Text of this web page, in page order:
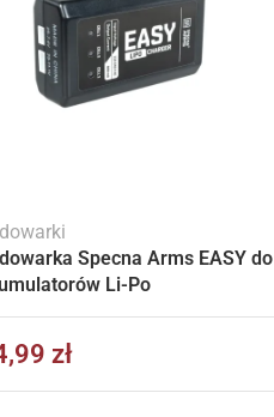
Specna Arms EASY do
Li-Po
zł